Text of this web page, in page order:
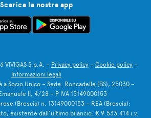
Scarica la nostra app
S.p.A. – Privacy policy– Cookie policy–
Informazioni legali
a Socio Unico – Sede: Roncadelle (BS), 25030 –
II, 4/28 – P IVA 13149000153
(Brescia) n. 13149000153 – REA (Brescia):
esistente dall’ultimo bilancio: € 9.533.414 i.v.